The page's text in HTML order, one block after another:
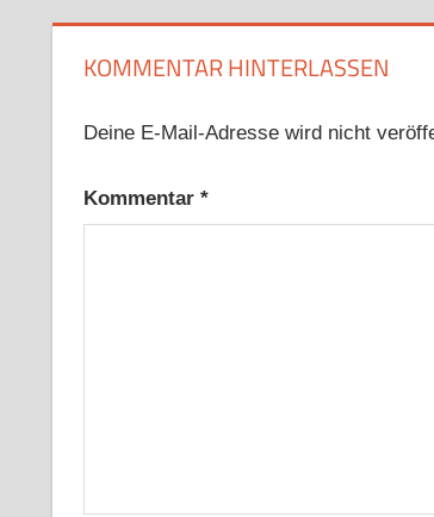
KOMMENTAR HINTERLASSEN
Deine E-Mail-Adresse wird nicht
Kommentar *